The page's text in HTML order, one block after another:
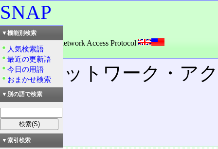
SNAP
読み：スナップ
外語：SNAP: Subnetwork Access Protocol
品詞：名詞
サブネットワーク・ア
目次
特徴
▼機能別検索
人気検索語
最近の更新語
今日の用語
おまかせ検索
▼別の語で検索
▼索引検索